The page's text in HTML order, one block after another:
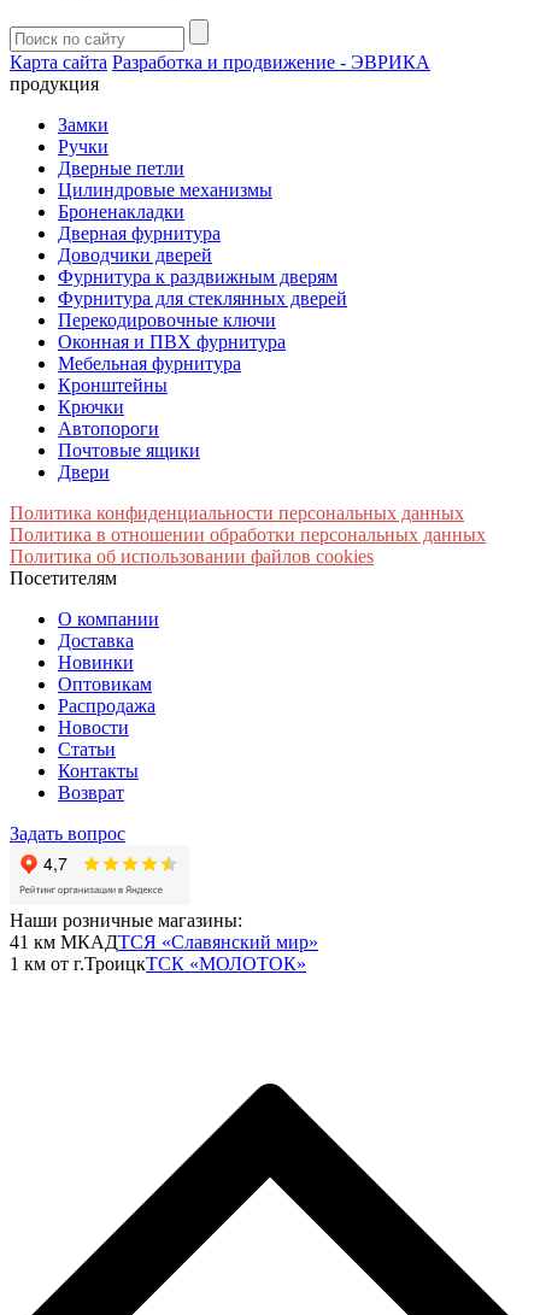
Карта сайта Разработка и продвижение - ЭВРИКА
продукция
Замки
Ручки
Дверные петли
Цилиндровые механизмы
Броненакладки
Дверная фурнитура
Доводчики дверей
Фурнитура к раздвижным дверям
Фурнитура для стеклянных дверей
Перекодировочные ключи
Оконная и ПВХ фурнитура
Мебельная фурнитура
Кронштейны
Крючки
Автопороги
Почтовые ящики
Двери
Политика конфиденциальности персональных данных
Политика в отношении обработки персональных данных
Политика об использовании файлов cookies
Посетителям
О компании
Доставка
Новинки
Оптовикам
Распродажа
Новости
Статьи
Контакты
Возврат
Задать вопрос
Наши розничные магазины:
41 км МКАДТСЯ «Славянский мир»
1 км от г.ТроицкТСК «МОЛОТОК»